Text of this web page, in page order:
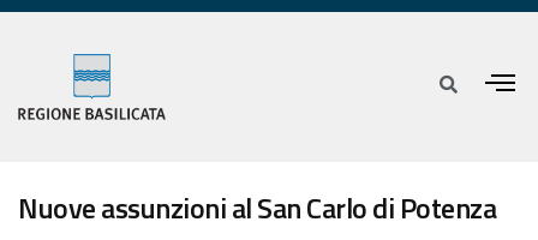
Nuove assunzioni al San Carlo di Potenza